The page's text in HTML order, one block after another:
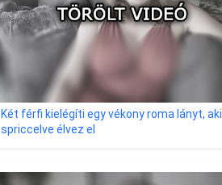
Két férfi kielégíti egy vékony roma lányt, aki
spriccelve élvez el